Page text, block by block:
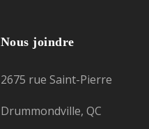
Nous joindre
2675 rue Saint-Pierre
Drummondville, QC